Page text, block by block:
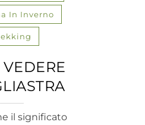
In Inverno
VEDERE
il significato